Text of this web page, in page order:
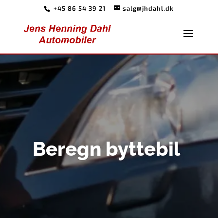
+45 86 54 39 21 salg@jhdahl.dk
Beregn byttebil